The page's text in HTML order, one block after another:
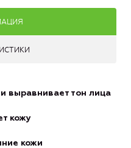
выравнивает тон лица
кожу
кожи